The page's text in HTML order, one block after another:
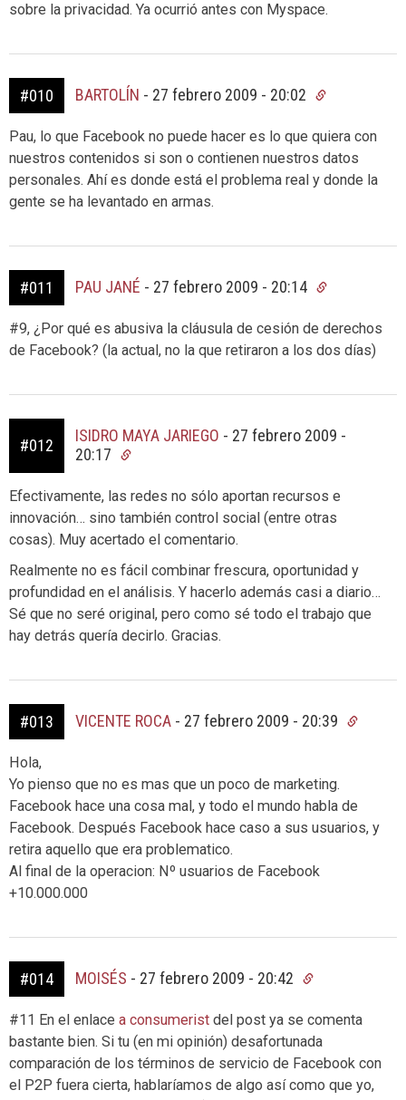
sobre la privacidad. Ya ocurrió antes con Myspace.
#010 BARTOLÍN - 27 febrero 2009 - 20:02
Pau, lo que Facebook no puede hacer es lo que quiera con
nuestros contenidos si son o contienen nuestros datos
personales. Ahí es donde está el problema real y donde la
gente se ha levantado en armas.
#011 PAU JANÉ - 27 febrero 2009 - 20:14
#9, ¿Por qué es abusiva la cláusula de cesión de derechos
de Facebook? (la actual, no la que retiraron a los dos días)
#012
ISIDRO MAYA JARIEGO - 27 febrero 2009 -
20:17
Efectivamente, las redes no sólo aportan recursos e
innovación… sino también control social (entre otras
cosas). Muy acertado el comentario.
Realmente no es fácil combinar frescura, oportunidad y
profundidad en el análisis. Y hacerlo además casi a diario…
Sé que no seré original, pero como sé todo el trabajo que
hay detrás quería decirlo. Gracias.
#013 VICENTE ROCA - 27 febrero 2009 - 20:39
Hola,
Yo pienso que no es mas que un poco de marketing.
Facebook hace una cosa mal, y todo el mundo habla de
Facebook. Después Facebook hace caso a sus usuarios, y
retira aquello que era problematico.
Al final de la operacion: Nº usuarios de Facebook
+10.000.000
#014 MOISÉS - 27 febrero 2009 - 20:42
#11 En el enlace a consumerist del post ya se comenta
bastante bien. Si tu (en mi opinión) desafortunada
comparación de los términos de servicio de Facebook con
el P2P fuera cierta, hablaríamos de algo así como que yo,